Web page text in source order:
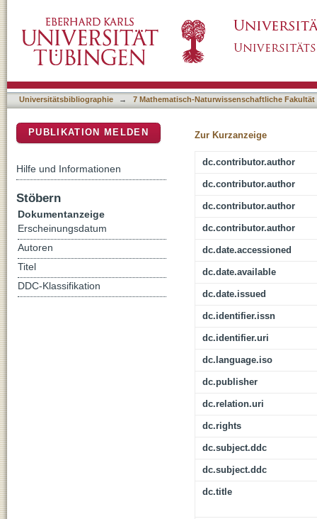
Universitätsbibliographie → 7 Mathematisch-Naturwissenschaftliche Fakultät
Zur Kurzanzeige
dc.contributor.author
dc.contributor.author
dc.contributor.author
dc.contributor.author
dc.date.accessioned
dc.date.available
dc.date.issued
dc.identifier.issn
dc.identifier.uri
dc.language.iso
dc.publisher
dc.relation.uri
dc.rights
dc.subject.ddc
dc.subject.ddc
dc.title
PUBLIKATION MELDEN
Hilfe und Informationen
Stöbern
Dokumentanzeige
Erscheinungsdatum
Autoren
Titel
DDC-Klassifikation